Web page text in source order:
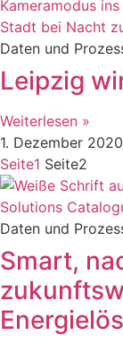
Daten und
Leipzig
Weiterlesen »
1. Dezember 2020
Seite1 Seite2
Daten und
Smart,